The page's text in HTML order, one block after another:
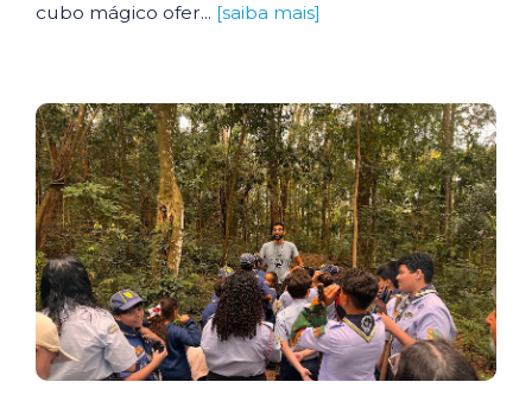
cubo mágico ofer... [saiba mais]